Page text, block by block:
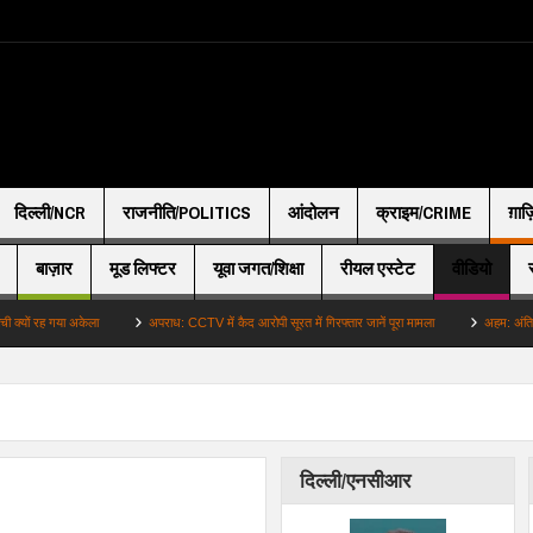
दिल्ली/NCR राजनीति/POLITICS आंदोलन क्राइम/CRIME
बाज़ार मूड लिफ्टर यूवा जगत/शिक्षा रीयल एस्टेट वीडियो
अकेला अपराध: CCTV में कैद आरोपी सूरत में गिरफ्तार जानें पूरा मामला अहम: अंतिम संस्कार में
दिल्ली/एनसीआर